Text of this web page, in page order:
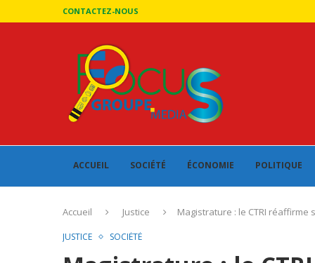
CONTACTEZ-NOUS
ACCUEIL SOCIÉTÉ ÉCONOMIE POLITIQUE
Accueil Justice Magistrature : le CTRI
JUSTICE SOCIÉTÉ